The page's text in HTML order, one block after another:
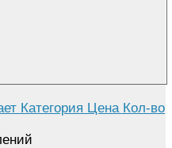
Категория Цена Кол-во